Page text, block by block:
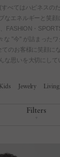
Kids Jewelry Living
Filters